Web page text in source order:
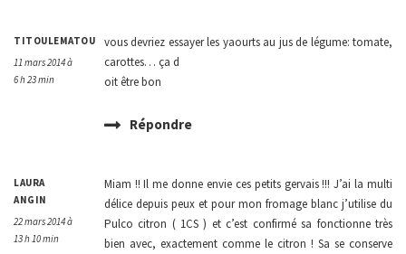
TITOULEMATOU
11 mars 2014 à
6 h 23 min
vous devriez essayer les yaourts au jus de légume: tomate,
carottes… ça d
oit être bon
Répondre
LAURA
ANGIN
22 mars 2014 à
13 h 10 min
Miam !! Il me donne envie ces petits gervais !!! J’ai la multi
délice depuis peux et pour mon fromage blanc j’utilise du
Pulco citron ( 1CS ) et c’est confirmé sa fonctionne très
bien avec, exactement comme le citron ! Sa se conserve